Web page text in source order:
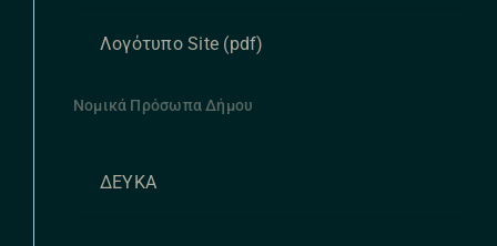
Λογότυπο Site (pdf)
Νομικά Πρόσωπα Δήμου
ΔΕΥΚΑ